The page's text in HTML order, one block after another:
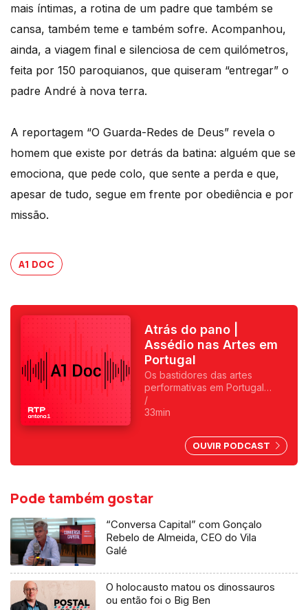
mais íntimas, a rotina de um padre que também se
cansa, também teme e também sofre. Acompanhou,
ainda, a viagem final e silenciosa de cem quilómetros,
feita por 150 paroquianos, que quiseram “entregar” o
padre André à nova terra.
A reportagem “O Guarda-Redes de Deus” revela o
homem que existe por detrás da batina: alguém que se
emociona, que pede colo, que sente a perda e que,
apesar de tudo, segue em frente por obediência e por
missão.
A1 DOC
Atrás do pano |
Assédio nas Artes em
Portugal
Os bastidores das artes
performativas em Portugal
escondem uma realidade
preocupante: três em cada
assédio moral e mais de
metade foi alvo de assédio
/
33min
OUVIR PODCAST
Pode também gostar
“Conversa Capital” com Gonçalo
Rebelo de Almeida, CEO do Vila
Galé
O holocausto matou os dinossauros
ou então foi o Big Ben